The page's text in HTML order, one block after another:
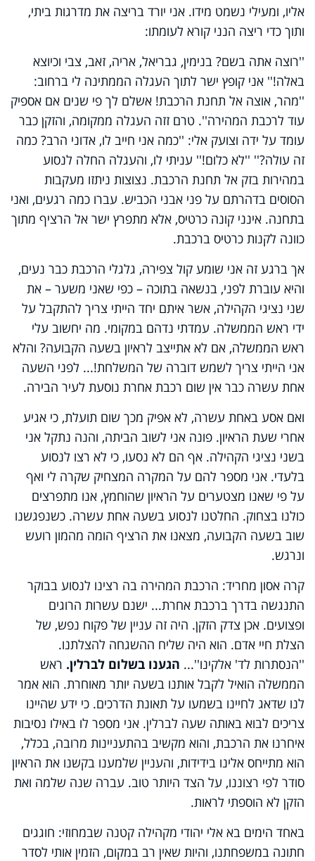
אליו, ומעילי נשמט מידו. אני יורד בריצה את מדרגות ביתי,
ותוך כדי ריצה הנני קורא לעומתו:
''רוצה אתה בשם? בנימין, גבריאל, אריה, זאב, צבי וכיוצא
באלה!'' אני קופץ ישר לתוך העגלה הממתינה לי ברחוב:
''מהר, אוצה אל תחנת הרכבת! אשלם לך פי שנים אם אספיק
עוד לרכבת המהירה''. טרם זזה העגלה ממקומה, והזקן כבר
עומד על ידה וצועק אלי: ''כמה אני חייב לו, אדוני הרב? כמה
זה עולה?'' ''לא כלום!'' עניתי לו, והעגלה החלה לנסוע
במהירות בזק אל תחנת הרכבת. נצוצות ניתזו מעקבות
הסוסים בדהרתם על פני אבני הכביש. עברו כמה רגעים, ואני
בתחנה. אינני קונה כרטיס, אלא מתפרץ ישר אל הרציף מתוך
כוונה לקנות כרטיס ברכבת.
אך ברגע זה אני שומע קול צפירה, גלגלי הרכבת כבר נעים,
והיא עוברת לפני, בנשאה בתוכה – כפי שאני משער – את
שני נציגי הקהילה, אשר איתם יחד הייתי צריך להתקבל על
ידי ראש הממשלה. עמדתי נדהם במקומי. מה יחשוב עלי
ראש הממשלה, אם לא אתייצב לראיון בשעה הקבועה? והלא
אני הייתי צריך לשמש דוברה של המשלחת!... לפני השעה
אחת עשרה כבר אין שום רכבת אחרת נוסעת לעיר הבירה.
ואם אסע באחת עשרה, לא אפיק מכך שום תועלת, כי אגיע
אחרי שעת הראיון. פונה אני לשוב הביתה, והנה נתקל אני
בשני נציגי הקהילה. אף הם לא נסעו, כי לא רצו לנסוע
בלעדי. אני מספר להם על המקרה המצחיק שקרה לי ואף
על פי שאנו מצטערים על הראיון שהוחמץ, אנו מתפרצים
כולנו בצחוק. החלטנו לנסוע בשעה אחת עשרה. כשנפגשנו
שוב בשעה הקבועה, מצאנו את הרציף הומה מהמון רועש
ונרגש.
קרה אסון מחריד: הרכבת המהירה בה רצינו לנסוע בבוקר
התנגשה בדרך ברכבת אחרת... ישנם עשרות הרוגים
ופצועים. אכן צדק הזקן. היה זה עניין של פקוח נפש, של
הצלת חיי אדם. הוא היה שליח ההשגחה להצלתנו.
''הנסתרות לד' אלקינו''... הגענו בשלום לברלין. ראש
הממשלה הואיל לקבל אותנו בשעה יותר מאוחרת. הוא אמר
לנו שדאג לחיינו בשמעו על תאונת הדרכים. כי ידע שהיינו
צריכים לבוא באותה שעה לברלין. אני מספר לו באילו נסיבות
איחרנו את הרכבת, והוא מקשיב בהתעניינות מרובה, בכלל,
הוא מתייחס אלינו בידידות, והעניין שלמענו בקשנו את הראיון
סודר לפי רצוננו, על הצד היותר טוב. עברה שנה שלמה ואת
הזקן לא הוספתי לראות.
באחד הימים בא אלי יהודי מקהילה קטנה שבמחוזי: חוגגים
חתונה במשפחתנו, והיות שאין רב במקום, הזמין אותי לסדר